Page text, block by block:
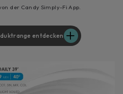
der Candy Simply-Fi App.
entdecken